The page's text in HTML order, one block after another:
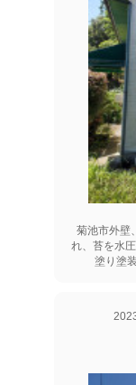
菊池市外壁
れ、苔を水
塗り塗